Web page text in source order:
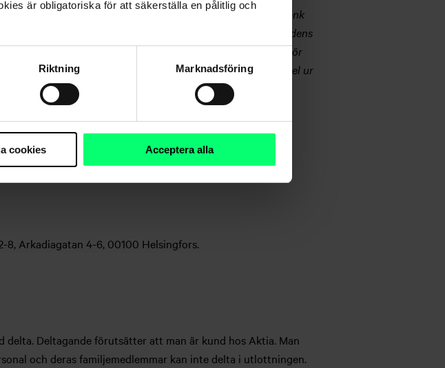
är obligatoriska för att säkerställa en pålitlig och
Riktning Marknadsföring
cookies Acceptera alla
avkastningen kan utebli. Detta är inte en av Aktia Bank
inte för resultatet av kundens placeringsverksamhet. Kundens
situation och kan förändras i framtiden. Kunden bör
egenskaper, kostnader och risker, vilka framgår till exempel ur
fondprospekten, basfakta för investerare, andra
tillgängliga avgiftsfritt på finska och svenska vid Aktias
Ab som ingår i Aktiakoncernen. Aktia Bank Abp
8, Arkadiagatan 4-6, 00100 Helsingfors.
Deltagande förutsätter att man är kund hos Aktia. Man
och deras familjemedlemmar kan inte delta i utlottningen.